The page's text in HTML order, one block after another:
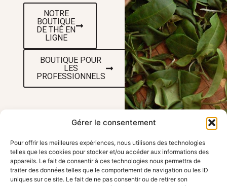
Gérer le consentement
Pour offrir les meilleures expériences, nous utilisons des technologies
telles que les cookies pour stocker et/ou accéder aux informations des
appareils. Le fait de consentir à ces technologies nous permettra de
traiter des données telles que le comportement de navigation ou les ID
uniques sur ce site. Le fait de ne pas consentir ou de retirer son
NOTRE
BOUTIQUE
DE THÉ EN
LIGNE
BOUTIQUE POUR
LES
PROFESSIONNELS
VENEZ NOUS
RENDRE VISITE
LIENS UTILES
Accueil
Travailler avec